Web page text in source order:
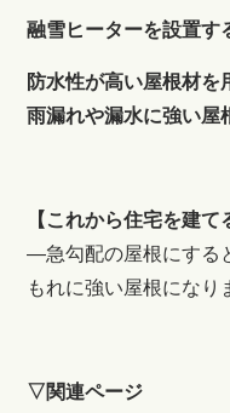
融雪ヒーターを設置す
防水性が高い屋根材を
雨漏れや漏水に強い屋
【これから住宅を建て
―急勾配の屋根にする
もれに強い屋根になり
▽関連ページ